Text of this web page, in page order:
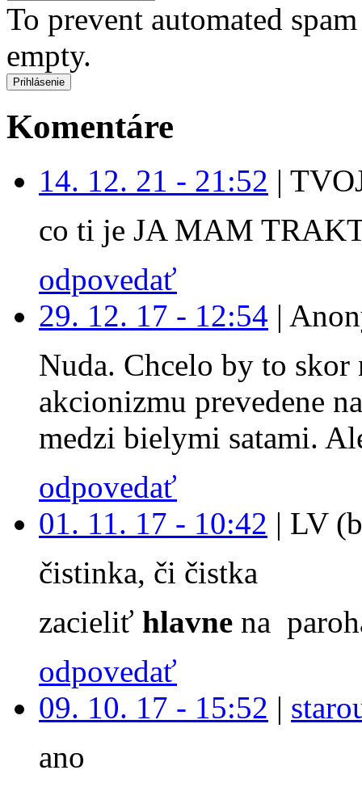
To prevent automated
empty.
Komentáre
14. 12. 21 - 21:52 |
co ti je JA MAM
odpovedať
29. 12. 17 - 12:54 |
Nuda. Chcelo by to
akcionizmu prevedene
medzi bielymi satami.
odpovedať
01. 11. 17 - 10:42 | LV
čistinka, či čistka
zacieliť hlavne na
odpovedať
09. 10. 17 - 15:52 |
ano